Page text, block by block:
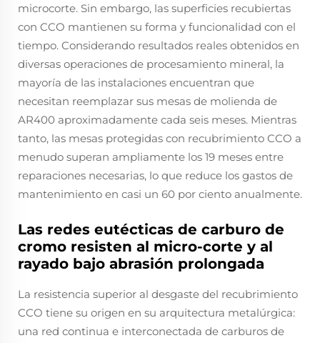
microcorte. Sin embargo, las superficies recubiertas
con CCO mantienen su forma y funcionalidad con el
tiempo. Considerando resultados reales obtenidos en
diversas operaciones de procesamiento mineral, la
mayoría de las instalaciones encuentran que
necesitan reemplazar sus mesas de molienda de
AR400 aproximadamente cada seis meses. Mientras
tanto, las mesas protegidas con recubrimiento CCO a
menudo superan ampliamente los 19 meses entre
reparaciones necesarias, lo que reduce los gastos de
mantenimiento en casi un 60 por ciento anualmente.
Las redes eutécticas de carburo de
cromo resisten al micro-corte y al
rayado bajo abrasión prolongada
La resistencia superior al desgaste del recubrimiento
CCO tiene su origen en su arquitectura metalúrgica:
una red continua e interconectada de carburos de